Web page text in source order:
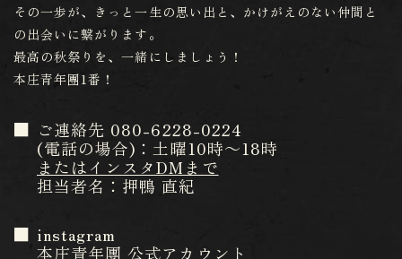
その一歩が、きっと一生の思い出と、かけがえのない仲間と
の出会いに繋がります。
最高の秋祭りを、一緒にしましょう！
本庄青年團1番！
ご連絡先 080-6228-0224
(電話の場合)：土曜10時～18時
またはインスタDMまで
担当者名：押鴨 直紀
instagram
本庄青年團 公式アカウント